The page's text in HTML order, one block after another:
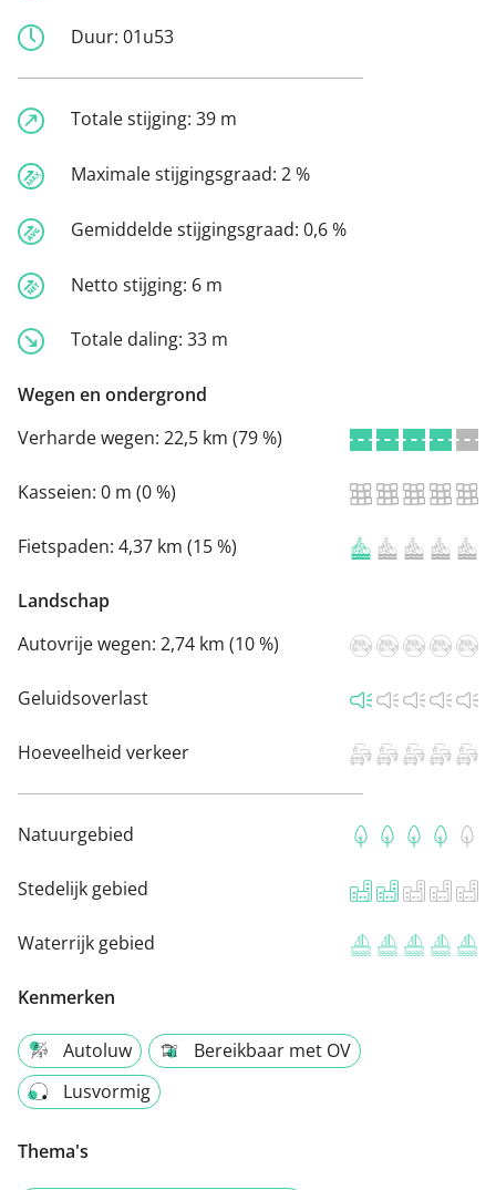
Duur: 01u53
Totale stijging: 39 m
Maximale stijgingsgraad: 2 %
Gemiddelde stijgingsgraad: 0,6 %
Netto stijging: 6 m
Totale daling: 33 m
Wegen en ondergrond
Verharde wegen: 22,5 km (79 %)
Kasseien: 0 m (0 %)
Fietspaden: 4,37 km (15 %)
Landschap
Autovrije wegen: 2,74 km (10 %)
Geluidsoverlast
Hoeveelheid verkeer
Natuurgebied
Stedelijk gebied
Waterrijk gebied
Kenmerken
Autoluw
Bereikbaar met OV
Lusvormig
Thema's